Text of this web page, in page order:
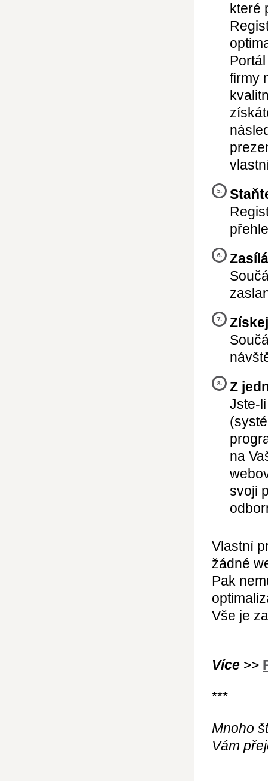
které
firmy
Z
Jste-
na
svoji
Vlastní
žádné
Pak
Vše je
Více >>
***
Mnoho
Vám